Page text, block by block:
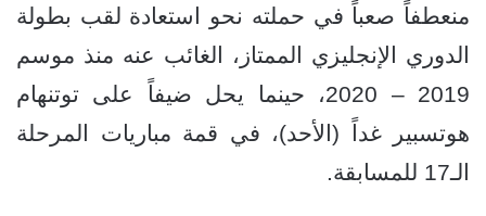
منعطفاً صعباً في حملته نحو استعادة لقب بطولة
الدوري الإنجليزي الممتاز، الغائب عنه منذ موسم
2019 – 2020، حينما يحل ضيفاً على توتنهام
هوتسبير غداً (الأحد)، في قمة مباريات المرحلة
الـ17 للمسابقة.